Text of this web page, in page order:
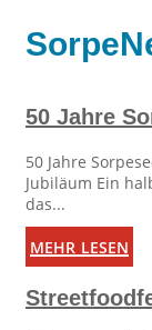
50 Jahre
50 Jahre
Jubiläum Ein
das...
mehr lesen